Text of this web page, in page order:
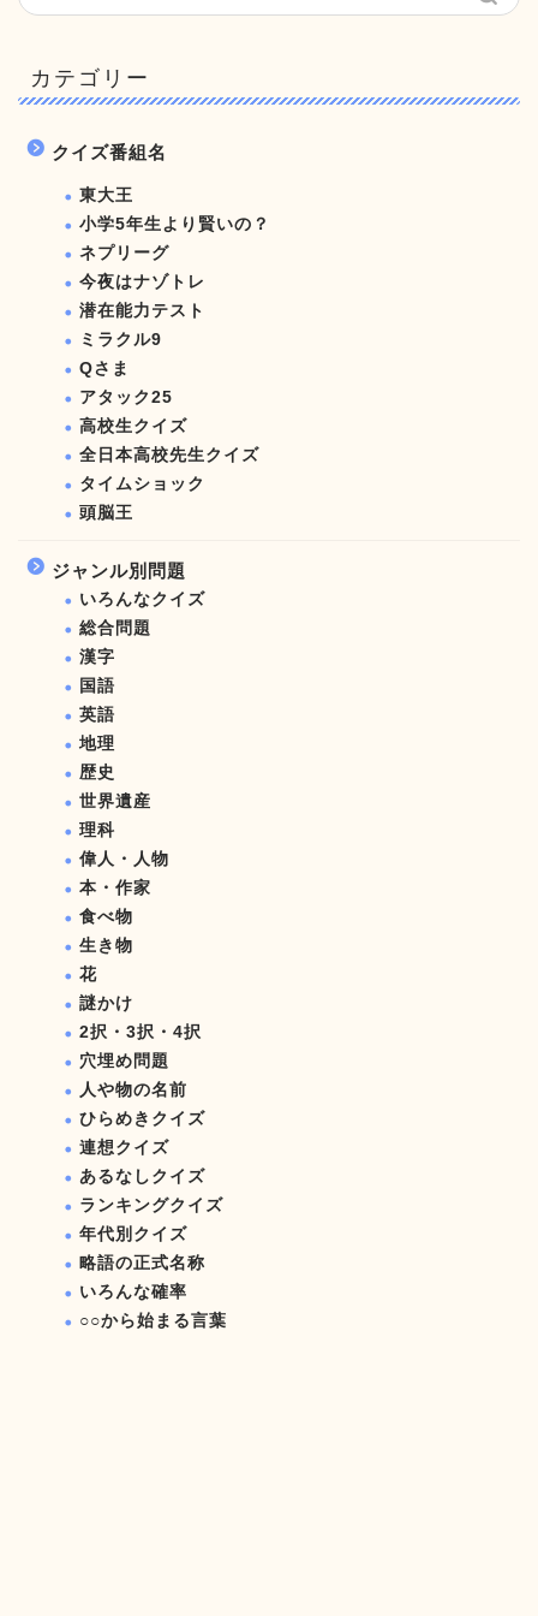
カテゴリー
クイズ番組名
東大王
小学5年生より賢いの？
ネプリーグ
今夜はナゾトレ
潜在能力テスト
ミラクル9
Qさま
アタック25
高校生クイズ
全日本高校先生クイズ
タイムショック
頭脳王
ジャンル別問題
いろんなクイズ
総合問題
漢字
国語
英語
地理
歴史
世界遺産
理科
偉人・人物
本・作家
食べ物
生き物
花
謎かけ
2択・3択・4択
穴埋め問題
人や物の名前
ひらめきクイズ
連想クイズ
あるなしクイズ
ランキングクイズ
年代別クイズ
略語の正式名称
いろんな確率
○○から始まる言葉